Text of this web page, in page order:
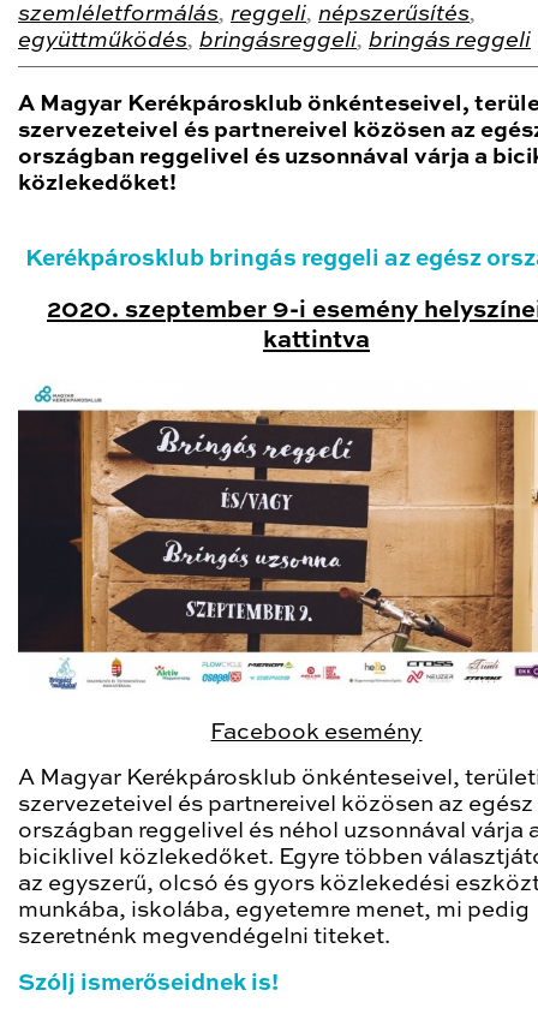
szemléletformálás, reggeli, népszerűsítés,
együttműködés, bringásreggeli, bringás reggeli
A Magyar Kerékpárosklub önkénteseivel,
szervezeteivel és partnereivel közösen az
országban reggelivel és uzsonnával várja a
közlekedőket!
Kerékpárosklub bringás reggeli az egész
2020. szeptember 9-i esemény
kattintva
Facebook esemény
A Magyar Kerékpárosklub önkénteseivel,
szervezeteivel és partnereivel közösen az egész
országban reggelivel és néhol uzsonnával várja
biciklivel közlekedőket. Egyre többen
az egyszerű, olcsó és gyors közlekedési
munkába, iskolába, egyetemre menet, mi pedig
szeretnénk megvendégelni titeket.
Szólj ismerőseidnek is!